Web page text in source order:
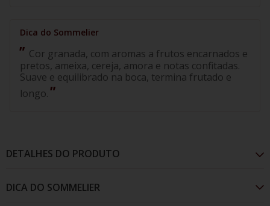
Cor granada, com aromas a frutos encarnados e
pretos, ameixa, cereja, amora e notas confitadas.
Suave e equilibrado na boca, termina frutado e
longo.
DETALHES DO PRODUTO